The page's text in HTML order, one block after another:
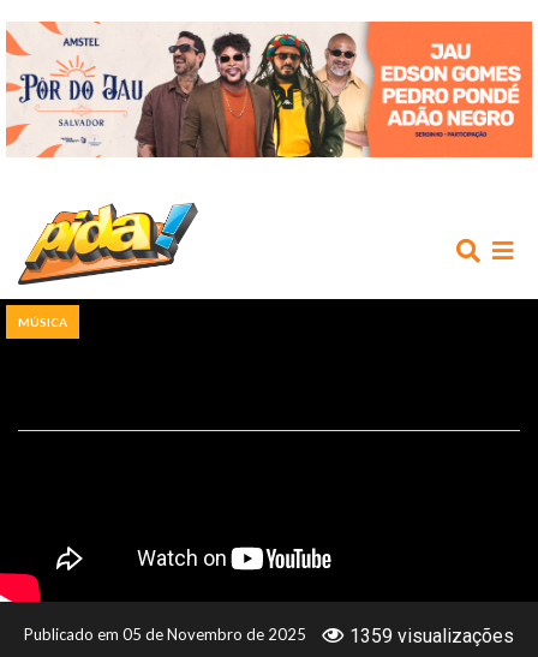
VÍDEOS
MÚSICA
Publicado em 05 de Novembro de 2025 1359 visualizações